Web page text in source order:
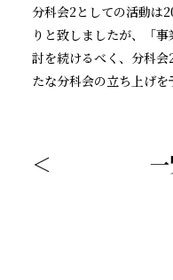
分科会2としての活動は
りと致しましたが、「
討を続けるべく、分科会
たな分科会の立ち上げを
＜